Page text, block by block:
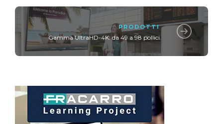
PRODOTTI
Gamma UltraHD-4K: da 49 a 98 pollici